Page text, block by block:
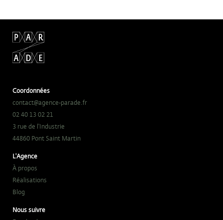
Coordonnées
contact@agence-parade.fr
02 40 13 02 21
3 rue de l'Industrie
44860 Pont Saint Martin
L'Agence
À propos
Réalisations
Blog
Nous suivre